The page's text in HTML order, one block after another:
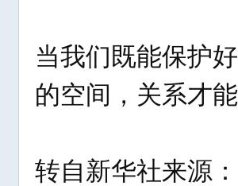
当我们既能保护
的空间，关系才
转自新华社来源